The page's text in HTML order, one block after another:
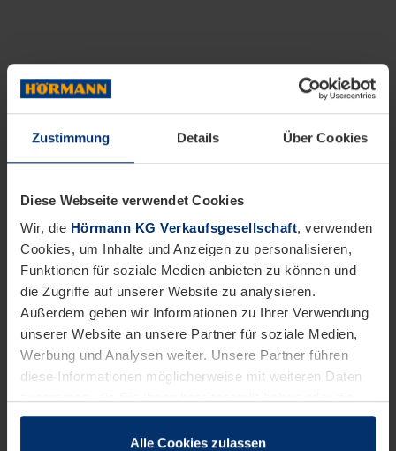
Zustimmung Details Über Cookies
Diese Webseite verwendet Cookies
Wir, die Hörmann KG Verkaufsgesellschaft, verwenden
Cookies, um Inhalte und Anzeigen zu personalisieren,
Funktionen für soziale Medien anbieten zu können und
die Zugriffe auf unserer Website zu analysieren.
Außerdem geben wir Informationen zu Ihrer Verwendung
unserer Website an unsere Partner für soziale Medien,
Werbung und Analysen weiter. Unsere Partner führen
diese Informationen möglicherweise mit weiteren Daten
sie im Rahmen Ihrer Nutzung der Dienste gesammelt
Alle Cookies zulassen